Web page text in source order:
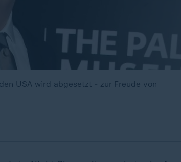
USA wird abgesetzt - zur Freude von